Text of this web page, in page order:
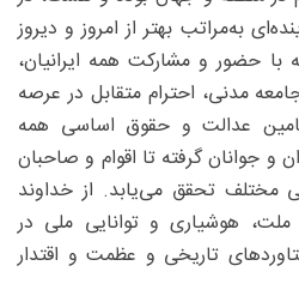
به‌مراتب بهتر از امروز و دیروز
با حضور و مشارکت همه ایرانیان،
مدنی، احترام متقابل در عرصه
عدالت و حقوق اساسی همه
و جوانان گرفته تا اقوام و صاحبان
تحقق می‌یابد. از خداوند
هوشیاری و توانایی ملی در
تاریخی و عظمت و اقتدار